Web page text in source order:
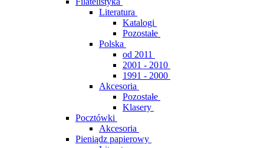
Literatura
Katalogi
Pozostałe
Polska
od 2011
2001 - 2010
1991 - 2000
Akcesoria
Pozostałe
Klasery
Pocztówki
Akcesoria
Pieniądz papierowy